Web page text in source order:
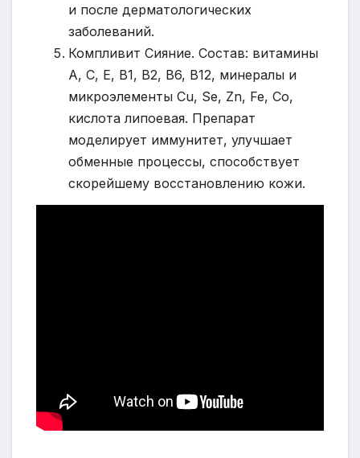
и после дерматологических
заболеваний.
Компливит Сияние. Состав: витамины
А, С, Е, В1, В2, В6, В12, минералы и
микроэлементы Cu, Se, Zn, Fe, Co,
кислота липоевая. Препарат
моделирует иммунитет, улучшает
обменные процессы, способствует
скорейшему восстановлению кожи.